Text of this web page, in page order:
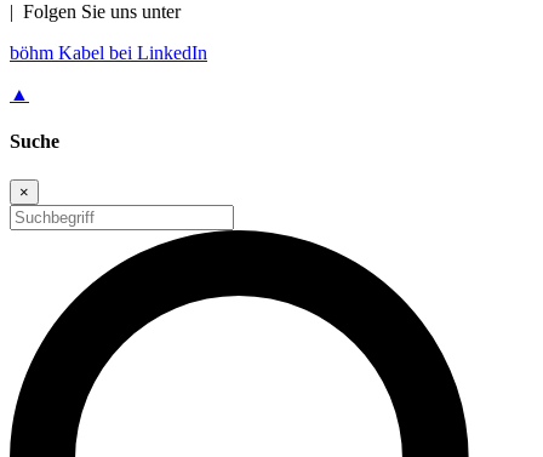
| Folgen Sie uns unter
böhm Kabel bei LinkedIn
▲
Suche
×